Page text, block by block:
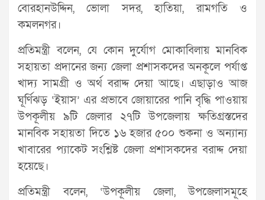
বোরহানউদ্দিন, ভোলা সদর, হাতিয়া, রামগতি ও
কমলনগর।
প্রতিমন্ত্রী বলেন, যে কোন দুর্যোগ মোকাবিলায় মানবিক
সহায়তা প্রদানের জন্য জেলা প্রশাসকদের অনকূলে পর্যাপ্ত
খাদ্য সামগ্রী ও অর্থ বরাদ্দ দেয়া আছে। এছাড়াও আজ
ঘূর্ণিঝড় ‘ইয়াস’ এর প্রভাবে জোয়ারের পানি বৃদ্ধি পাওয়ায়
উপকূলীয় ৯টি জেলার ২৭টি উপজেলায় ক্ষতিগ্রস্তদের
মানবিক সহায়তা দিতে ১৬ হজার ৫০০ শুকনা ও অন্যান্য
খাবারের প্যাকেট সংশ্লিষ্ট জেলা প্রশাসকদের বরাদ্দ দেয়া
হয়েছে।
প্রতিমন্ত্রী বলেন, ‘উপকূলীয় জেলা, উপজেলাসমূহে